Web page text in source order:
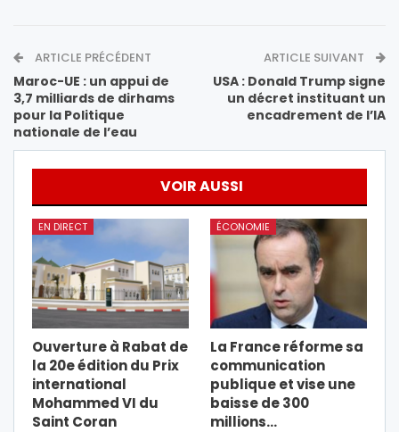
ARTICLE PRÉCÉDENT
Maroc-UE : un appui de
3,7 milliards de dirhams
pour la Politique
nationale de l’eau
ARTICLE SUIVANT
USA : Donald Trump signe
un décret instituant un
encadrement de l’IA
VOIR AUSSI
EN DIRECT
Ouverture à Rabat de
la 20e édition du Prix
international
Mohammed VI du
Saint Coran
ÉCONOMIE
La France réforme sa
communication
publique et vise une
baisse de 300
millions…